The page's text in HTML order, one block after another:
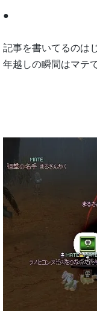
●
記事を書いてるのは
年越しの瞬間はマテ